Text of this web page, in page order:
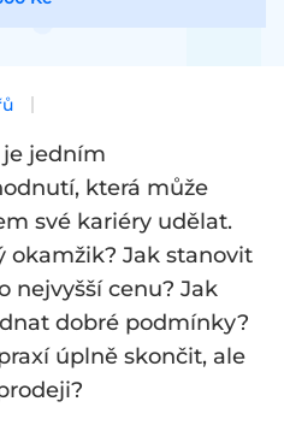
je jedním
která může
své kariéry udělat.
okamžik? Jak stanovit
nejvyšší cenu? Jak
dobré podmínky?
úplně skončit, ale